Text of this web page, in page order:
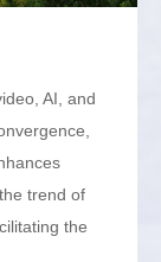
AI, and
trend of
the